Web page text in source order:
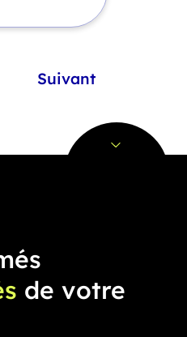
Suivant
de votre